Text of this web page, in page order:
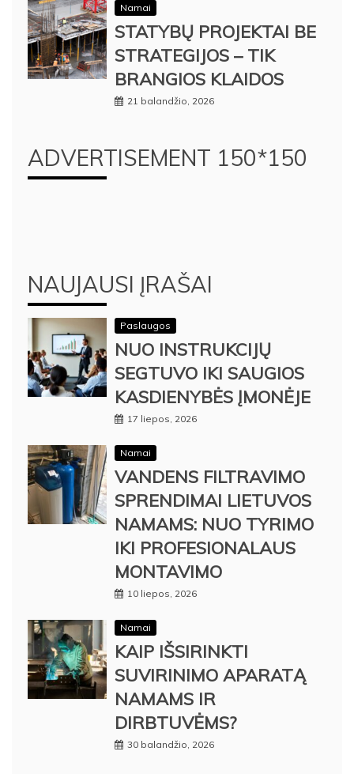
Namai
STATYBŲ PROJEKTAI BE
STRATEGIJOS – TIK
BRANGIOS KLAIDOS
21 balandžio, 2026
ADVERTISEMENT 150*150
NAUJAUSI ĮRAŠAI
Paslaugos
NUO INSTRUKCIJŲ
SEGTUVO IKI SAUGIOS
KASDIENYBĖS ĮMONĖJE
17 liepos, 2026
Namai
VANDENS FILTRAVIMO
SPRENDIMAI LIETUVOS
NAMAMS: NUO TYRIMO
IKI PROFESIONALAUS
MONTAVIMO
10 liepos, 2026
Namai
KAIP IŠSIRINKTI
SUVIRINIMO APARATĄ
NAMAMS IR
DIRBTUVĖMS?
30 balandžio, 2026